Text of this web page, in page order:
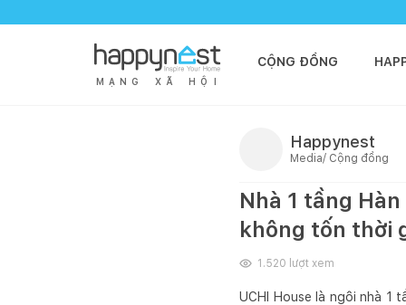
M Ạ N G X Ã H Ộ I
CỘNG ĐỒNG
Happynest
Media/ Cộng đồng
Nhà 1 tầng
không tốn thời
1.520 lượt xem
UCHI House là ngôi nhà 1